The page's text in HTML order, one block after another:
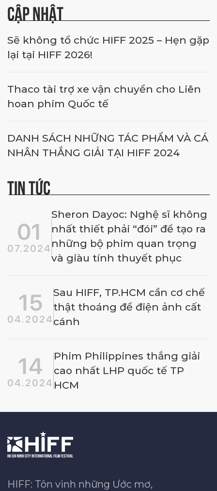
CẬP NHẬT
Sẽ không tổ chức HIFF 2025 – Hẹn gặp
lại tại HIFF 2026!
Thaco tài trợ xe vận chuyển cho Liên
hoan phim Quốc tế
DANH SÁCH NHỮNG TÁC PHẨM VÀ CÁ
NHÂN THẮNG GIẢI TẠI HIFF 2024
TIN TỨC
01
07.2024
Sheron Dayoc: Nghệ sĩ không
nhất thiết phải “đói” để tạo ra
những bộ phim quan trọng
và giàu tính thuyết phục
15
04.2024
Sau HIFF, TP.HCM cần cơ chế
thật thoáng để điện ảnh cất
cánh
14
04.2024
Phim Philippines thắng giải
cao nhất LHP quốc tế TP
HCM
HIFF: Tôn vinh những Ước mơ,